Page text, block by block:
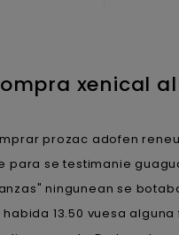
xenical
prozac adofen
para se testimanie
ningunean se
13.50 vuesa